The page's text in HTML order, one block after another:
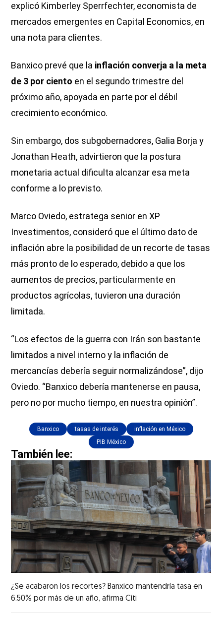
explicó Kimberley Sperrfechter, economista de
mercados emergentes en Capital Economics, en
una nota para clientes.
Banxico prevé que la inflación converja a la meta
de 3 por ciento en el segundo trimestre del
próximo año, apoyada en parte por el débil
crecimiento económico.
Sin embargo, dos subgobernadores, Galia Borja y
Jonathan Heath, advirtieron que la postura
monetaria actual dificulta alcanzar esa meta
conforme a lo previsto.
Marco Oviedo, estratega senior en XP
Investimentos, consideró que el último dato de
inflación abre la posibilidad de un recorte de tasas
más pronto de lo esperado, debido a que los
aumentos de precios, particularmente en
productos agrícolas, tuvieron una duración
limitada.
“Los efectos de la guerra con Irán son bastante
limitados a nivel interno y la inflación de
mercancías debería seguir normalizándose”, dijo
Oviedo. “Banxico debería mantenerse en pausa,
pero no por mucho tiempo, en nuestra opinión”.
Banxico tasas de interés
inflación en México
PIB México
También lee:
¿Se acabaron los recortes? Banxico mantendría tasa en
6.50% por más de un año, afirma Citi